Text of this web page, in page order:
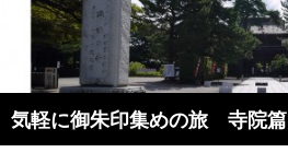
ン
ツ
へ
気軽に御朱印集めの旅 寺院篇
索